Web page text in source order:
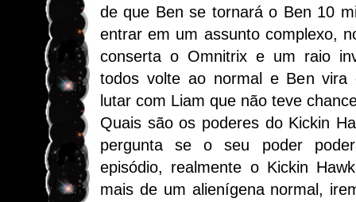
de que Ben se tornará o Ben 10
entrar em um assunto complexo,
conserta o Omnitrix e um raio
todos volte ao normal e Ben vira
lutar com Liam que não teve
Quais são os poderes do Kickin
pergunta se o seu poder
episódio, realmente o Kickin
mais de um alienígena normal,